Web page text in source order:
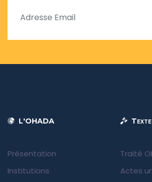
L'OHADA
Présentation
Institutions
Traité
Actes